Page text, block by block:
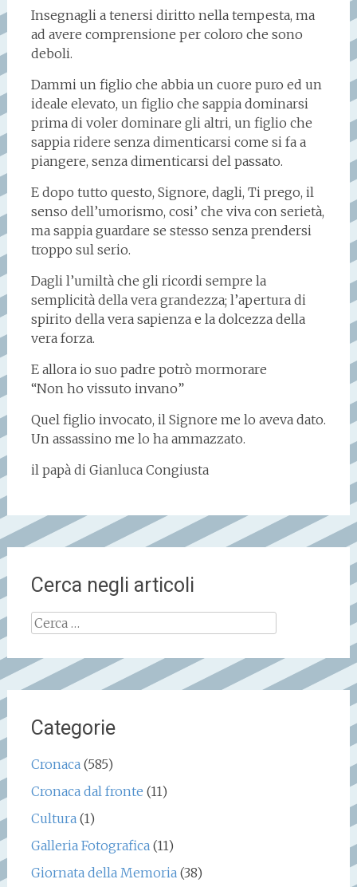
Insegnagli a tenersi diritto nella tempesta, ma
ad avere comprensione per coloro che sono
deboli.
Dammi un figlio che abbia un cuore puro ed un
ideale elevato, un figlio che sappia dominarsi
prima di voler dominare gli altri, un figlio che
sappia ridere senza dimenticarsi come si fa a
piangere, senza dimenticarsi del passato.
E dopo tutto questo, Signore, dagli, Ti prego, il
senso dell’umorismo, cosi’ che viva con serietà,
ma sappia guardare se stesso senza prendersi
troppo sul serio.
Dagli l’umiltà che gli ricordi sempre la
semplicità della vera grandezza; l’apertura di
spirito della vera sapienza e la dolcezza della
vera forza.
E allora io suo padre potrò mormorare
“Non ho vissuto invano”
Quel figlio invocato, il Signore me lo aveva dato.
Un assassino me lo ha ammazzato.
il papà di Gianluca Congiusta
Cerca negli articoli
Ricerca
per:
Categorie
Cronaca (585)
Cronaca dal fronte (11)
Cultura (1)
Galleria Fotografica (11)
Giornata della Memoria (38)